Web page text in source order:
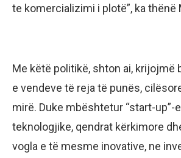
te komercializimi i plotë”, ka thënë
Me këtë politikë, shton ai, krijojmë
e vendeve të reja të punës,
mirë. Duke mbështetur “start-up”-
teknologjike, qendrat kërkimore
vogla e të mesme inovative, ne